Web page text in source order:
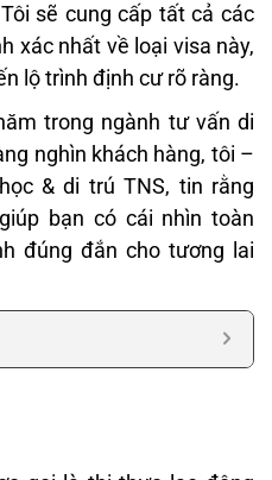
sẽ cung cấp tất cả các
xác nhất về loại visa này,
lộ trình định cư rõ ràng.
trong ngành tư vấn di
nghìn khách hàng, tôi –
& di trú TNS, tin rằng
bạn có cái nhìn toàn
đúng đắn cho tương lai